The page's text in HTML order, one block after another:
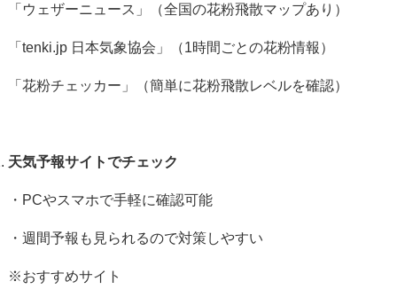
「ウェザーニュース」（全国の花粉飛散マップあり）
「 tenki.jp 日本気象協会」（1時間ごとの花粉情報）
「花粉チェッカー」（簡単に花粉飛散レベルを確認）
天気予報サイトでチェック
・ PCやスマホで手軽に確認可能
・週間予報も見られるので対策しやすい
※おすすめサイト